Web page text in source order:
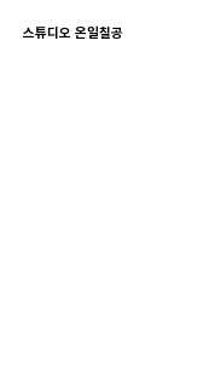
스튜디오 온일칠공